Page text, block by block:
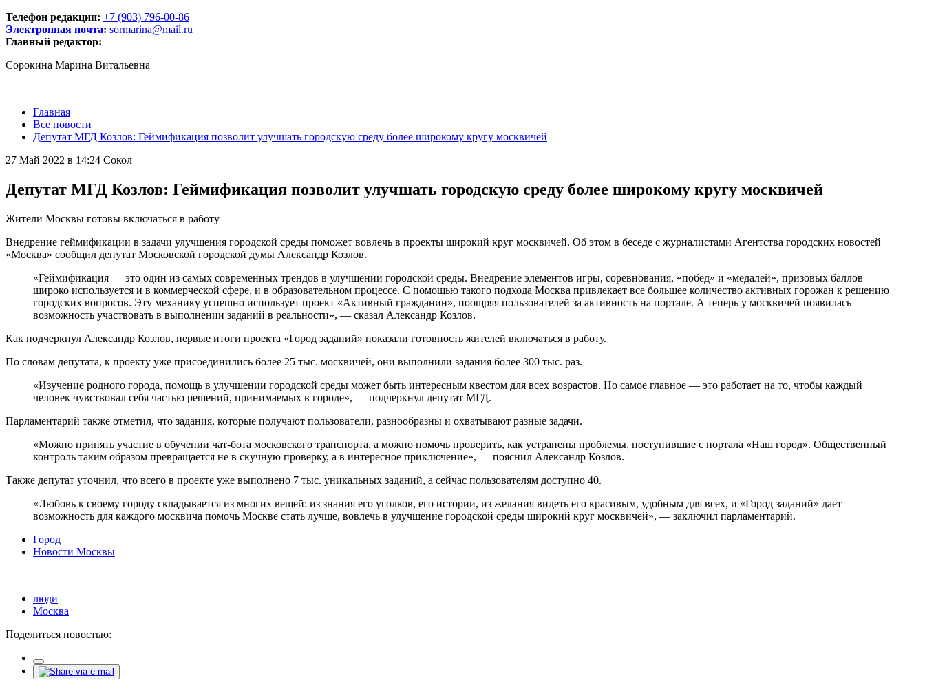
Телефон редакции: +7 (903) 796-00-86
Электронная почта: sormarina@mail.ru
Главный редактор:
Сорокина Марина Витальевна
Главная
Все новости
Депутат МГД Козлов: Геймификация позволит улучшать городскую среду более широкому кругу москвичей
27 Май 2022 в 14:24 Сокол
Депутат МГД Козлов: Геймификация позволит улучшать городскую среду более широкому кругу москвичей
Жители Москвы готовы включаться в работу
Внедрение геймификации в задачи улучшения городской среды поможет вовлечь в проекты широкий круг москвичей. Об этом в беседе с журналистами Агентства городских новостей
«Москва» сообщил депутат Московской городской думы Александр Козлов.
«Геймификация — это один из самых современных трендов в улучшении городской среды. Внедрение элементов игры, соревнования, «побед» и «медалей», призовых баллов
широко используется и в коммерческой сфере, и в образовательном процессе. С помощью такого подхода Москва привлекает все большее количество активных горожан к решению
городских вопросов. Эту механику успешно использует проект «Активный гражданин», поощряя пользователей за активность на портале. А теперь у москвичей появилась
возможность участвовать в выполнении заданий в реальности», — сказал Александр Козлов.
Как подчеркнул Александр Козлов, первые итоги проекта «Город заданий» показали готовность жителей включаться в работу.
По словам депутата, к проекту уже присоединились более 25 тыс. москвичей, они выполнили задания более 300 тыс. раз.
«Изучение родного города, помощь в улучшении городской среды может быть интересным квестом для всех возрастов. Но самое главное — это работает на то, чтобы каждый
человек чувствовал себя частью решений, принимаемых в городе», — подчеркнул депутат МГД.
Парламентарий также отметил, что задания, которые получают пользователи, разнообразны и охватывают разные задачи.
«Можно принять участие в обучении чат-бота московского транспорта, а можно помочь проверить, как устранены проблемы, поступившие с портала «Наш город». Общественный
контроль таким образом превращается не в скучную проверку, а в интересное приключение», — пояснил Александр Козлов.
Также депутат уточнил, что всего в проекте уже выполнено 7 тыс. уникальных заданий, а сейчас пользователям доступно 40.
«Любовь к своему городу складывается из многих вещей: из знания его уголков, его истории, из желания видеть его красивым, удобным для всех, и «Город заданий» дает
возможность для каждого москвича помочь Москве стать лучше, вовлечь в улучшение городской среды широкий круг москвичей», — заключил парламентарий.
Город
Новости Москвы
люди
Москва
Поделиться новостью: